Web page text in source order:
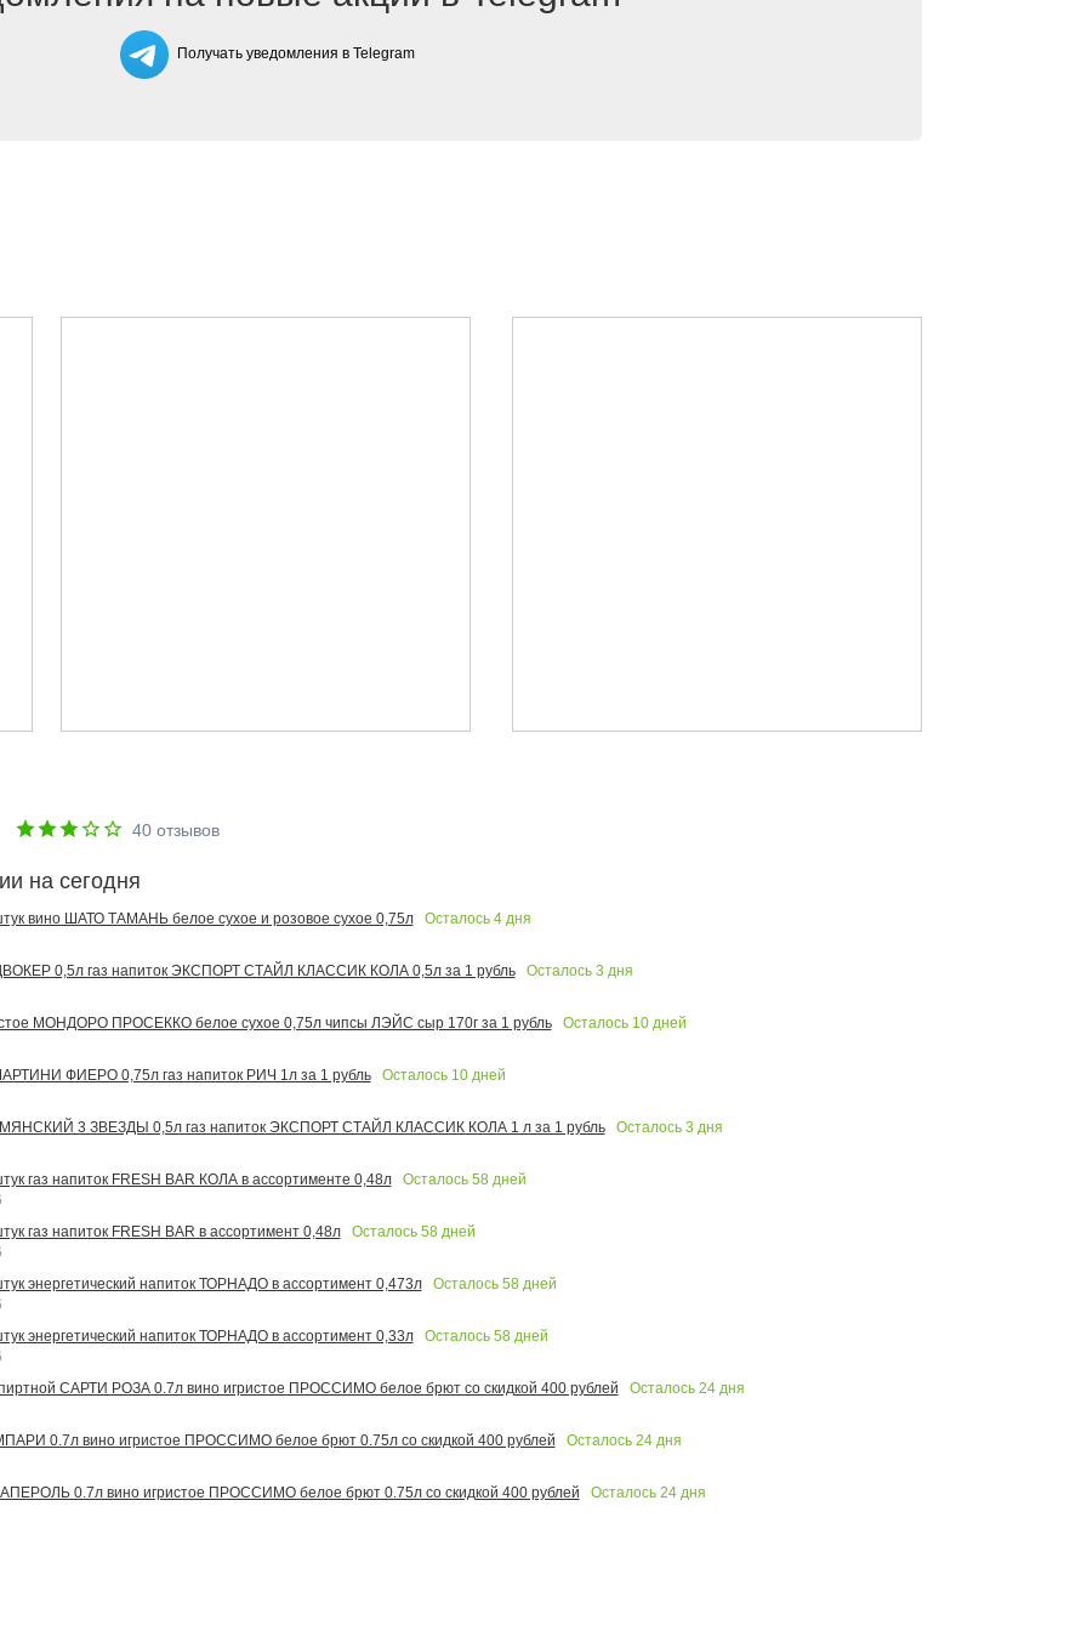
Получать уведомления в Telegram
40отзывов
на сегодня
вино ШАТО ТАМАНЬ белое сухое и розовое сухое 0,75л Осталось 4дня
0,5л газ напиток ЭКСПОРТ СТАЙЛ КЛАССИК КОЛА 0,5л за 1 рубль Осталось 3 дня
МОНДОРО ПРОСЕККО белое сухое 0,75л чипсы ЛЭЙС сыр 170г за 1 рубль Осталось 10дней
ФИЕРО 0,75л газ напиток РИЧ 1л за 1 рубль Осталось 10дней
3 ЗВЕЗДЫ 0,5л газ напиток ЭКСПОРТ СТАЙЛ КЛАССИК КОЛА 1 л за 1 рубль Осталось 3 дня
газ напиток FRESH BAR КОЛА в ассортименте 0,48л Осталось 58дней
газ напиток FRESH BAR в ассортимент 0,48л
Осталось 58дней
энергетический напиток ТОРНАДО в ассортимент 0,473л
Осталось 58дней
энергетический напиток ТОРНАДО в ассортимент 0,33л
Осталось 58дней
САРТИ РОЗА 0.7л вино игристое ПРОССИМО белое брют со скидкой 400 рублей
Осталось 24дня
0.7л вино игристое ПРОССИМО белое брют 0.75л со скидкой 400 рублей Осталось 24дня
0.7л вино игристое ПРОССИМО белое брют 0.75л со скидкой 400 рублей Осталось 24дня